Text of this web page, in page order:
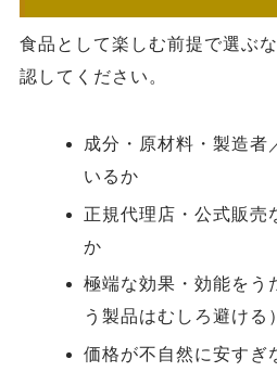
食品として楽しむ前提で選ぶ
認してください。
成分・原材料・製造者
いるか
正規代理店・公式販売
か
極端な効果・効能をう
う製品はむしろ避ける）
価格が不自然に安すぎ